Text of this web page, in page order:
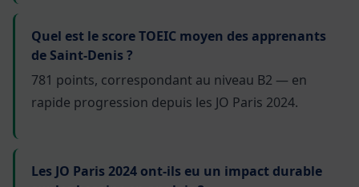
Quel est le score TOEIC moyen des apprenants
de Saint-Denis ?
781 points, correspondant au niveau B2 — en
rapide progression depuis les JO Paris 2024.
Les JO Paris 2024 ont-ils eu un impact durable